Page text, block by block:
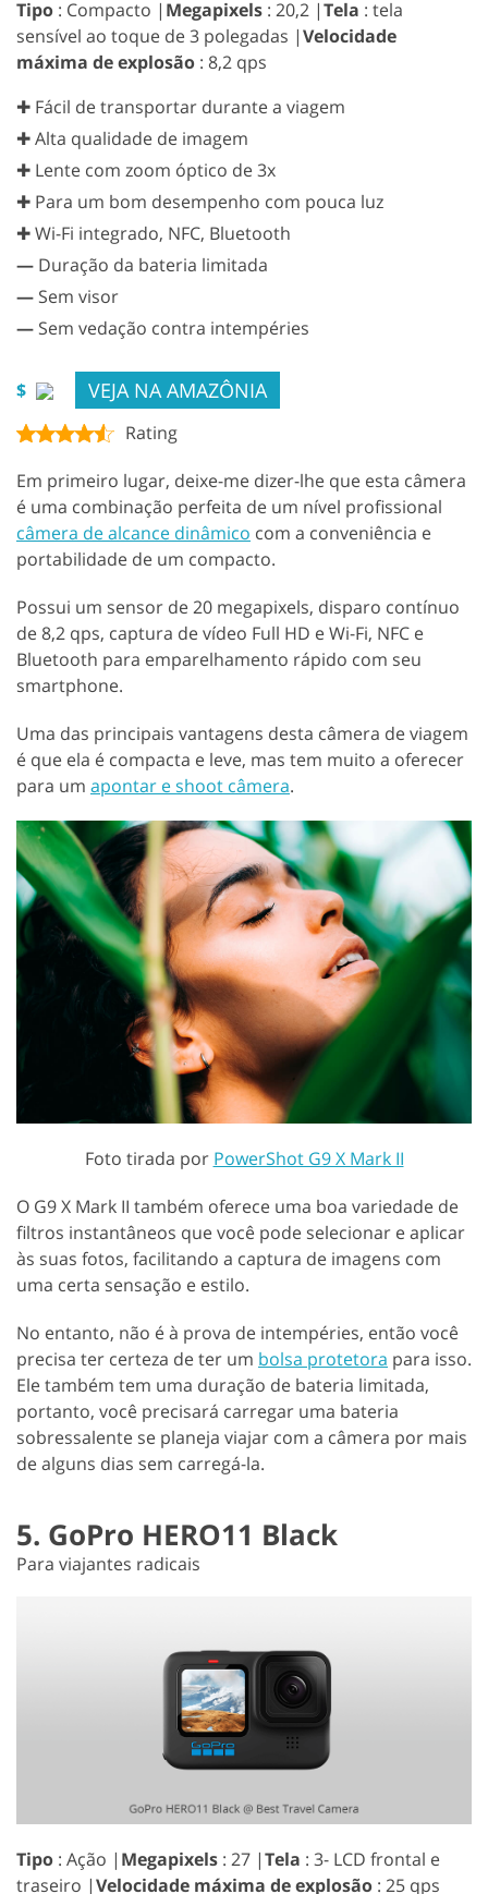
Tipo : Compacto | Megapixels : 20,2 |Tela : tela
sensível ao toque de 3 polegadas |Velocidade
máxima de explosão : 8,2 qps
✚ Fácil de transportar durante a viagem
✚ Alta qualidade de imagem
✚ Lente com zoom óptico de 3x
✚ Para um bom desempenho com pouca luz
✚ Wi-Fi integrado, NFC, Bluetooth
— Duração da bateria limitada
— Sem visor
— Sem vedação contra intempéries
$ VEJA NA AMAZÔNIA
Rating
Em primeiro lugar, deixe-me dizer-lhe que esta câmera
é uma combinação perfeita de um nível profissional
câmera de alcance dinâmico com a conveniência e
portabilidade de um compacto.
Possui um sensor de 20 megapixels, disparo contínuo
de 8,2 qps, captura de vídeo Full HD e Wi-Fi, NFC e
Bluetooth para emparelhamento rápido com seu
smartphone.
Uma das principais vantagens desta câmera de viagem
é que ela é compacta e leve, mas tem muito a oferecer
para um apontar e shoot câmera.
Foto tirada por PowerShot G9 X Mark II
O G9 X Mark II também oferece uma boa variedade de
filtros instantâneos que você pode selecionar e aplicar
às suas fotos, facilitando a captura de imagens com
uma certa sensação e estilo.
No entanto, não é à prova de intempéries, então você
precisa ter certeza de ter um bolsa protetora para isso.
Ele também tem uma duração de bateria limitada,
portanto, você precisará carregar uma bateria
sobressalente se planeja viajar com a câmera por mais
de alguns dias sem carregá-la.
5. GoPro HERO11 Black
Para viajantes radicais
Tipo : Ação | Megapixels : 27 |Tela : 3- LCD frontal e
traseiro |Velocidade máxima de explosão : 25 qps